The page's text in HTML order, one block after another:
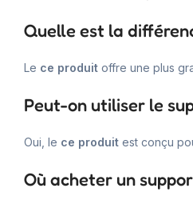
Quelle est la
Le ce produit offre une plus
Peut-on utiliser le
Oui, le ce produit est conçu
Où acheter un